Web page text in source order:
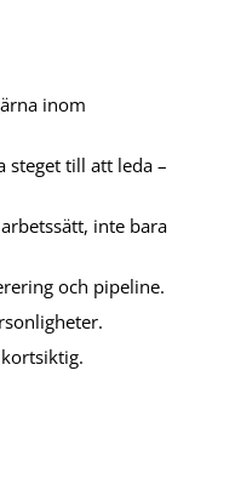
inom
steget till att leda –
inte bara
och pipeline.